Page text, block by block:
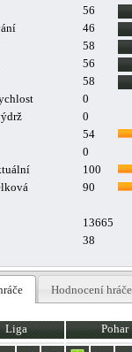
56
46
58
56
58
0
0
54
0
100
90
13665
38
Hodnocení hráče
Liga Pohar